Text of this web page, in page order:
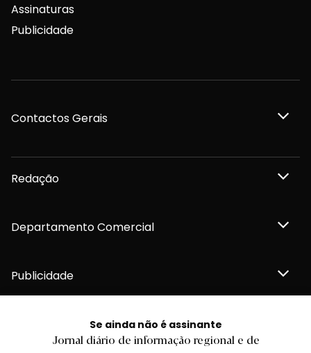
Se ainda não é assinante
Jornal diário de informação regional e de
Assinaturas
Publicidade
Contactos Gerais
Redação
Departamento Comercial
Publicidade
Privacidade e Cookies